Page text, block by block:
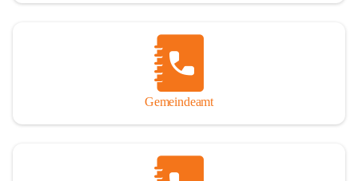
Gemeindeamt